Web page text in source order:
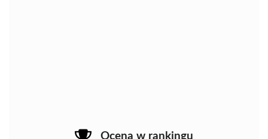
Ocena w rankingu